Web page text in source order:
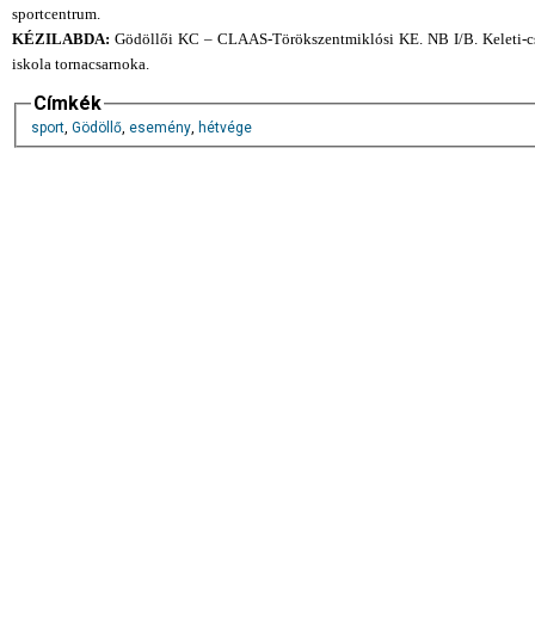
sportcentrum.
KÉZILABDA: Gödöllői KC – CLAAS-Törökszentmiklósi KE. NB I/B. Keleti-
iskola tornacsarnoka.
Címkék
sport, Gödöllő, esemény, hétvége